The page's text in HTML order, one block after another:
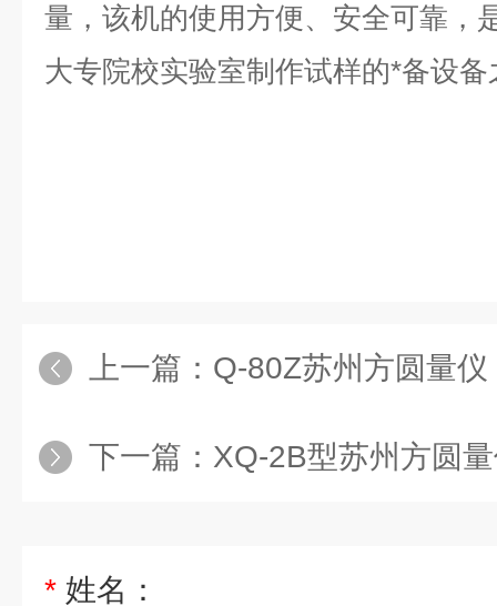
量，该机的使用方便、安全可靠，
大专院校实验室制作试样的*备设备
上一篇： Q-80Z苏州方圆量
下一篇： XQ-2B型苏州方圆
* 姓名：